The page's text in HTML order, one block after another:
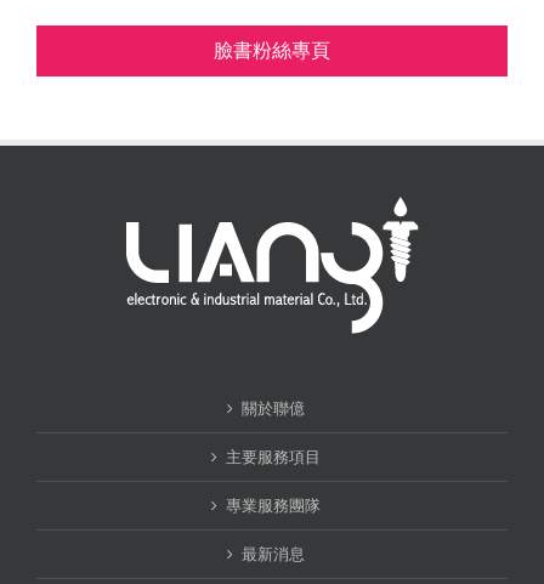
臉書粉絲專頁
關於聯億
主要服務項目
專業服務團隊
最新消息